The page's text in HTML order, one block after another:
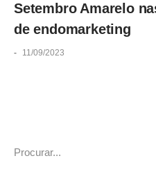
Setembro Amarelo
de endomarketing
- 11/09/2023
for: